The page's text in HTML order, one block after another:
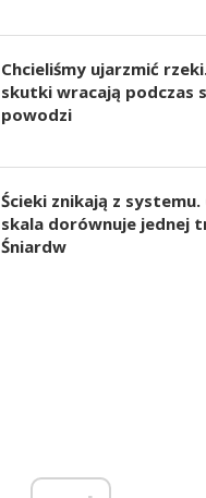
Chcieliśmy ujarzmić
skutki wracają podczas
powodzi
Ścieki znikają z
skala dorównuje jednej
Śniardw